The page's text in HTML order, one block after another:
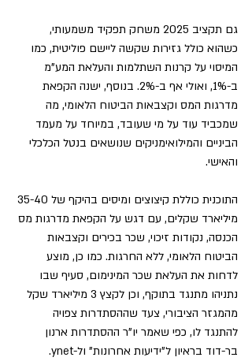
גם תקציב 2025 משחק תפקיד משמעותי,
כשהוא כולל גזירות שקשה ליישם פוליטית, כמו
המיסוי על קרנות השתלמות והעלאת המע"מ
ב-1%, ואולי אף ב-2%. בנוסף, ישנה הקפאת
מדרגות המס וקצבאות הביטוח הלאומי, מה
שמכביד עוד על מי שעובד, במיוחד על מעמד
הביניים והמילואימניקים שנושאים בנטל הכלכלי
והאישי.
מיליארד שקלים, עם דגש על הקפאת מדרגות מס
הכנסה, נקודות זיכוי, שכר בכירים וקצבאות
הביטוח הלאומי, ללא החרגות. כמו כן, מוצע
לדחות את העלאת שכר המינימום, סעיף שבו
נתניהו מתנגד בתוקף, וכן לקצץ 3 מיליארד שקל
מהמגזר הציבורי, צעד שההסתדרות צפויה
להתנגד לו, כפי שאמר יו"ר ההסתדרות ארנון
בר-דוד בראיון ל"ידיעות אחרונות" ול-ynet.